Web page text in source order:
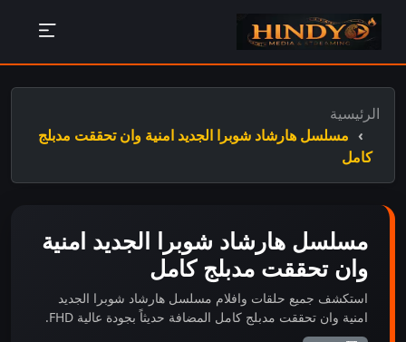
الرئيسية
مسلسل هارشاد شوبرا الجديد امنية وان تحققت مدبلج
كامل
مسلسل هارشاد شوبرا الجديد امنية
وان تحققت مدبلج كامل
استكشف جميع حلقات وافلام مسلسل هارشاد شوبرا الجديد
امنية وان تحققت مدبلج كامل المضافة حديثاً بجودة عالية FHD.